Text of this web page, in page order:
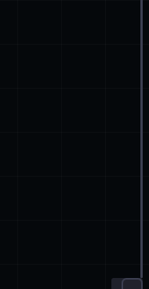
have an impact)